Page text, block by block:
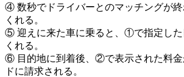
④ 数秒でドライバーとのマッチングが
くれる。
⑤ 迎えに来た車に乗ると、①で指定した
くれる。
⑥ 目的地に到着後、②で表示された料金
ドに請求される。